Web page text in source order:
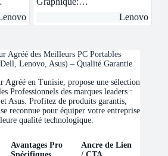
Lenovo
Agréé des Meilleurs PC Portables
Lenovo, Asus) – Qualité Garantie
Agréé en Tunisie, propose une sélection
Professionnels des marques leaders :
Asus. Profitez de produits garantis,
reconnue pour équiper votre entreprise
qualité technologique.
Avantages Pro
Ancre de Lien